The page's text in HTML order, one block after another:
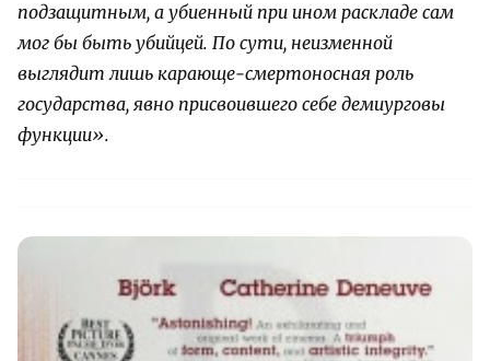
подзащитным, а убиенный при ином раскладе сам
мог бы быть убийцей. По сути, неизменной
выглядит лишь карающе-смертоносная роль
государства, явно присвоившего себе демиурговы
функции».